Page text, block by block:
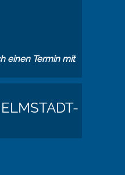
einen Termin mit